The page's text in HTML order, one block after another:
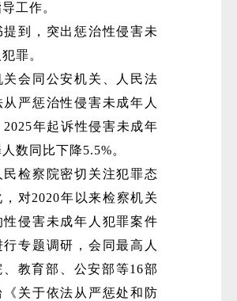
工作。
提到，突出惩治性侵害未
罪。
关会同公安机关、人民法
从严惩治性侵害未成年人
2025年起诉性侵害未成年
数同比下降5.5%。
民检察院密切关注犯罪态
，对2020年以来检察机关
性侵害未成年人犯罪案件
行专题调研，会同最高人
、教育部、公安部等16部
《关于依法从严惩处和防